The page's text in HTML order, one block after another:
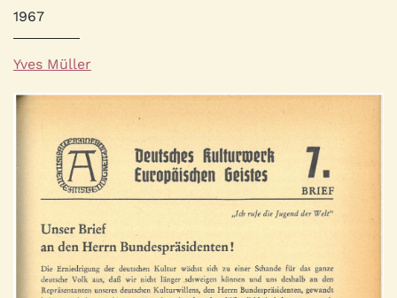
Jahr
1967
Autor*innen
Yves Müller
Quelle
Bild